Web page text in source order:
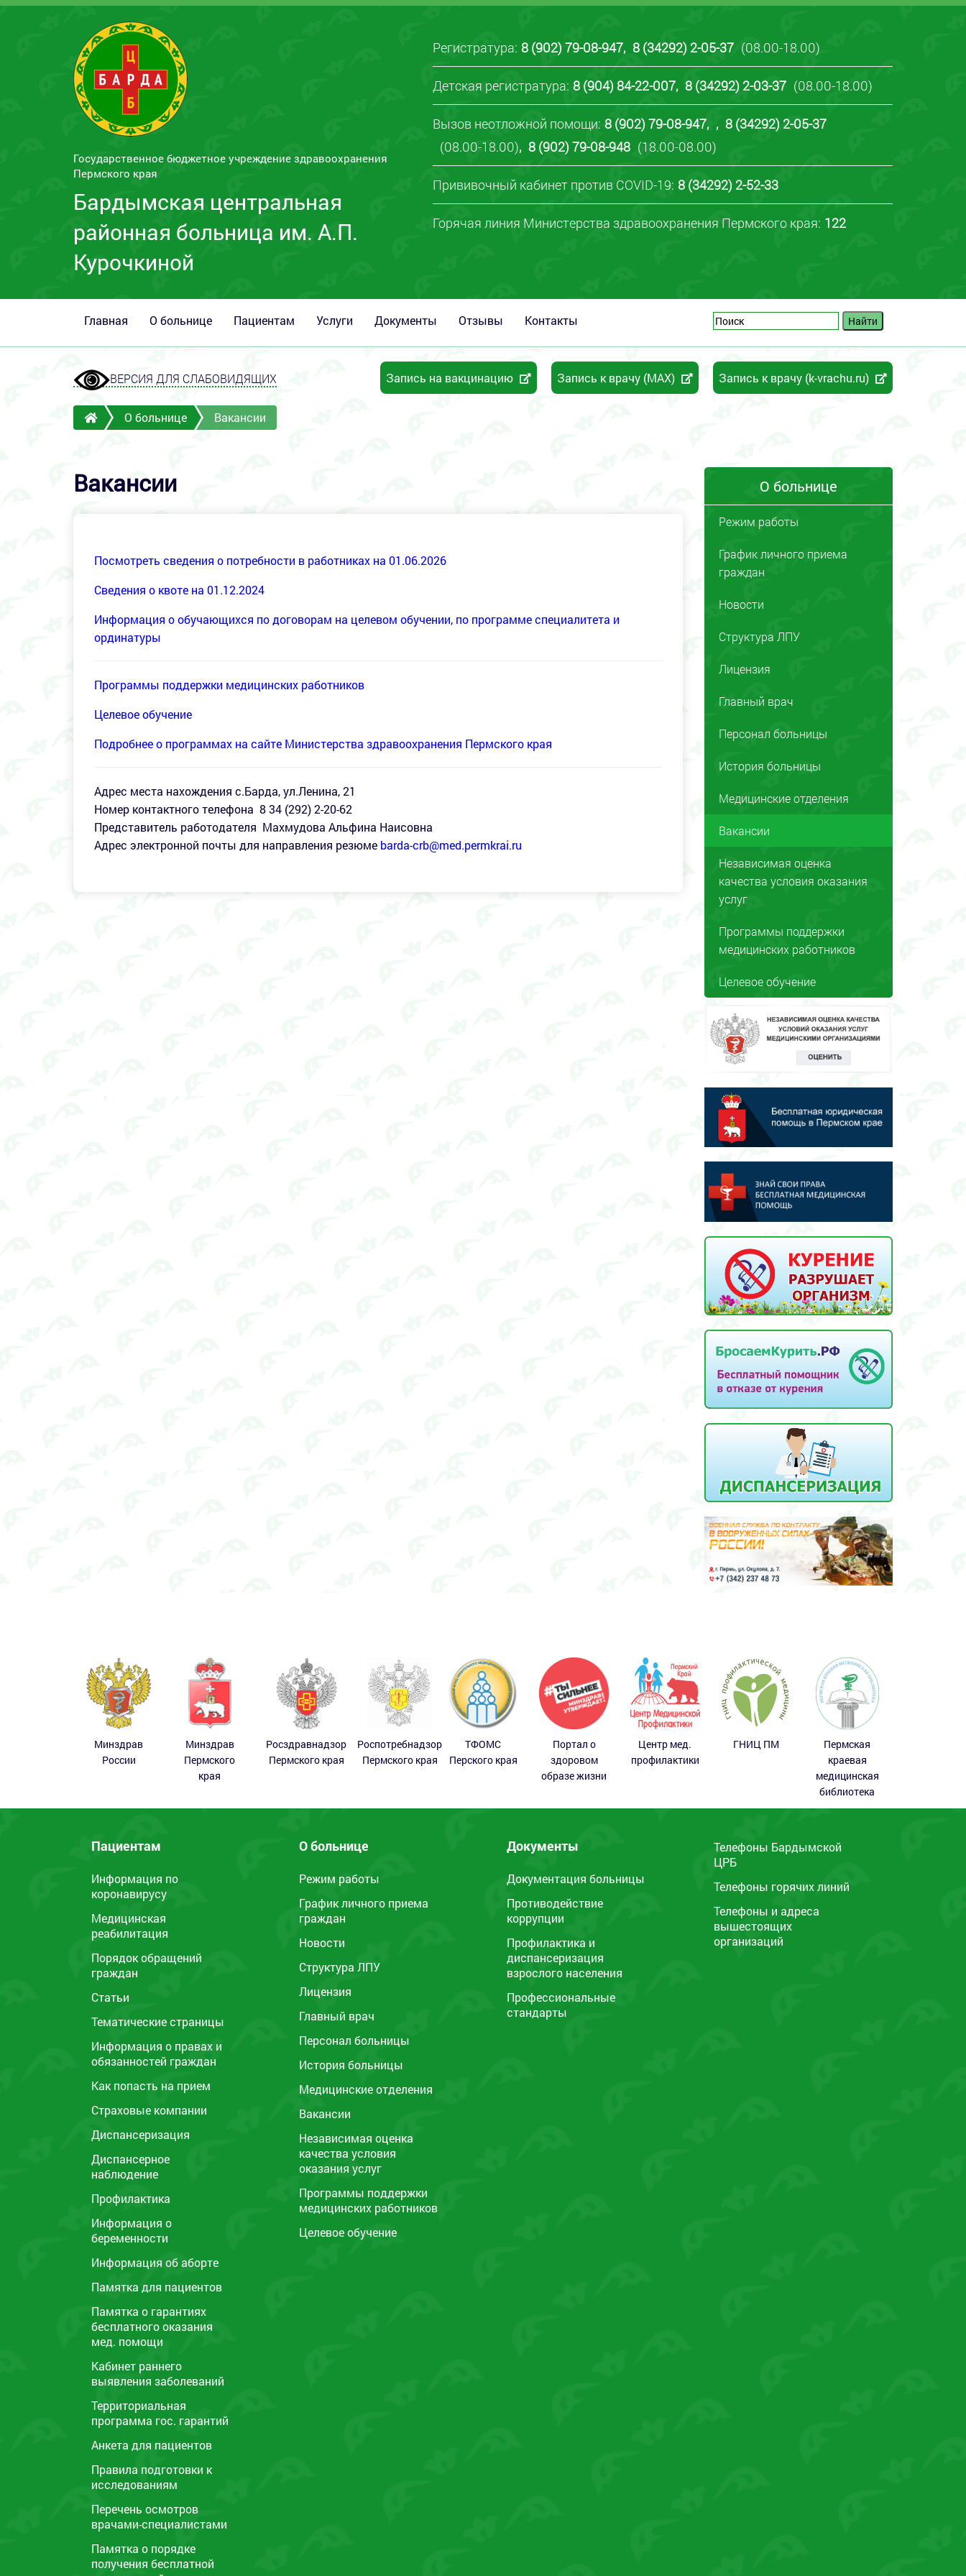
Государственное бюджетное учреждение здравоохранения
Пермского края
Бардымская центральная
районная больница им. А.П.
Курочкиной
Регистратура: 8 (902) 79-08-947, 8 (34292) 2-05-37 (08.00-18.00)
Детская регистратура: 8 (904) 84-22-007, 8 (34292) 2-03-37 (08.00-18.00)
Вызов неотложной помощи: 8 (902) 79-08-947, , 8 (34292) 2-05-37
(08.00-18.00), 8 (902) 79-08-948 (18.00-08.00)
Прививочный кабинет против COVID-19: 8 (34292) 2-52-33
Горячая линия Министерства здравоохранения Пермского края: 122
Главная О больнице Пациентам Услуги Документы Отзывы Контакты
ВЕРСИЯ ДЛЯ СЛАБОВИДЯЩИХ Запись к врачу (k-vrachu.ru)
Запись к врачу (MAX)
Запись на вакцинацию
О больнице Вакансии
Вакансии
Посмотреть сведения о потребности в работниках на 01.06.2026
Сведения о квоте на 01.12.2024
Информация о обучающихся по договорам на целевом обучении, по программе специалитета и
ординатуры
Программы поддержки медицинских работников
Целевое обучение
Подробнее о программах на сайте Министерства здравоохранения Пермского края
Адрес места нахождения с.Барда, ул.Ленина, 21
Номер контактного телефона 8 34 (292) 2-20-62
Представитель работодателя Махмудова Альфина Наисовна
Адрес электронной почты для направления резюме barda-crb@med.permkrai.ru
О больнице
Режим работы
График личного приема
граждан
Новости
Структура ЛПУ
Лицензия
Главный врач
Персонал больницы
История больницы
Медицинские отделения
Вакансии
Независимая оценка
качества условия оказания
услуг
Программы поддержки
медицинских работников
Целевое обучение
Минздрав
России
Минздрав
Пермского
края
Росздравнадзор
Пермского края
Роспотребнадзор
Пермского края
ТФОМС
Перского края
Портал о
здоровом
образе жизни
Центр мед.
профилактики
ГНИЦ ПМ
Пермская
краевая
медицинская
библиотека
Пациентам
Информация по
коронавирусу
Медицинская
реабилитация
Порядок обращений
граждан
Статьи
Тематические страницы
Информация о правах и
обязанностей граждан
Как попасть на прием
Страховые компании
Диспансеризация
Диспансерное
наблюдение
Профилактика
Информация о
беременности
Информация об аборте
Памятка для пациентов
Памятка o гарантиях
бесплатного оказания
мед. помощи
Кабинет раннего
выявления заболеваний
Территориальная
программа гос. гарантий
Анкета для пациентов
Правила подготовки к
исследованиям
Перечень осмотров
врачами-специалистами
Памятка о порядке
получения бесплатной
О больнице
Режим работы
График личного приема
граждан
Новости
Структура ЛПУ
Лицензия
Главный врач
Персонал больницы
История больницы
Медицинские отделения
Вакансии
Независимая оценка
качества условия
оказания услуг
Программы поддержки
медицинских работников
Целевое обучение
Документы
Документация больницы
Противодействие
коррупции
Профилактика и
диспансеризация
взрослого населения
Профессиональные
стандарты
Телефоны Бардымской
ЦРБ
Телефоны горячих линий
Телефоны и адреса
вышестоящих
организаций